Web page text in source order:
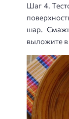
Шаг 4.
шар.
выложите в